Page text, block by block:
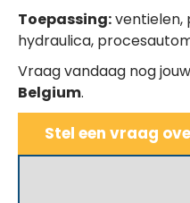
Toepassing:ventielen,
hydraulica,
Vraag vandaag nog
Belgium.
Stel een vraag